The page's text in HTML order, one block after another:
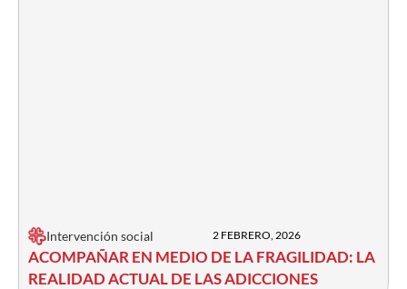
Intervención social 2 FEBRERO, 2026
ACOMPAÑAR EN MEDIO DE LA FRAGILIDAD: LA
REALIDAD ACTUAL DE LAS ADICCIONES